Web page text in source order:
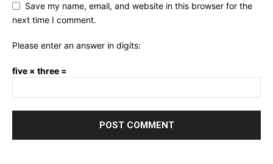
Save my name, email, and website in this browser for the
next time I comment.
Please enter an answer in digits:
five × three =